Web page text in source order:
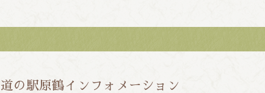
道の駅原鶴インフォメーション